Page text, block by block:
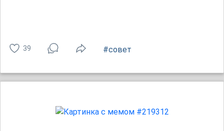
39 #совет